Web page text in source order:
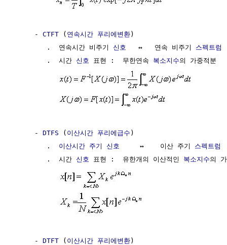
     -
CTFT ( 연속시간 푸리에변환)
        .  연속시간 비주기
신호
   ↔   연속 비주기
스펙트럼
        .  시간
신호 표현 :  무한연속 복소지수의 가중적분
     -
DTFS ( 이산시간 푸리에급수 )
        .
이산시간 주기 신호
     ↔    이산 주기
스펙트럼
        .  시간
신호 표현 :  유한개의 이산적인 복소지수의
     -
DTFT ( 이산시간 푸리에변환)